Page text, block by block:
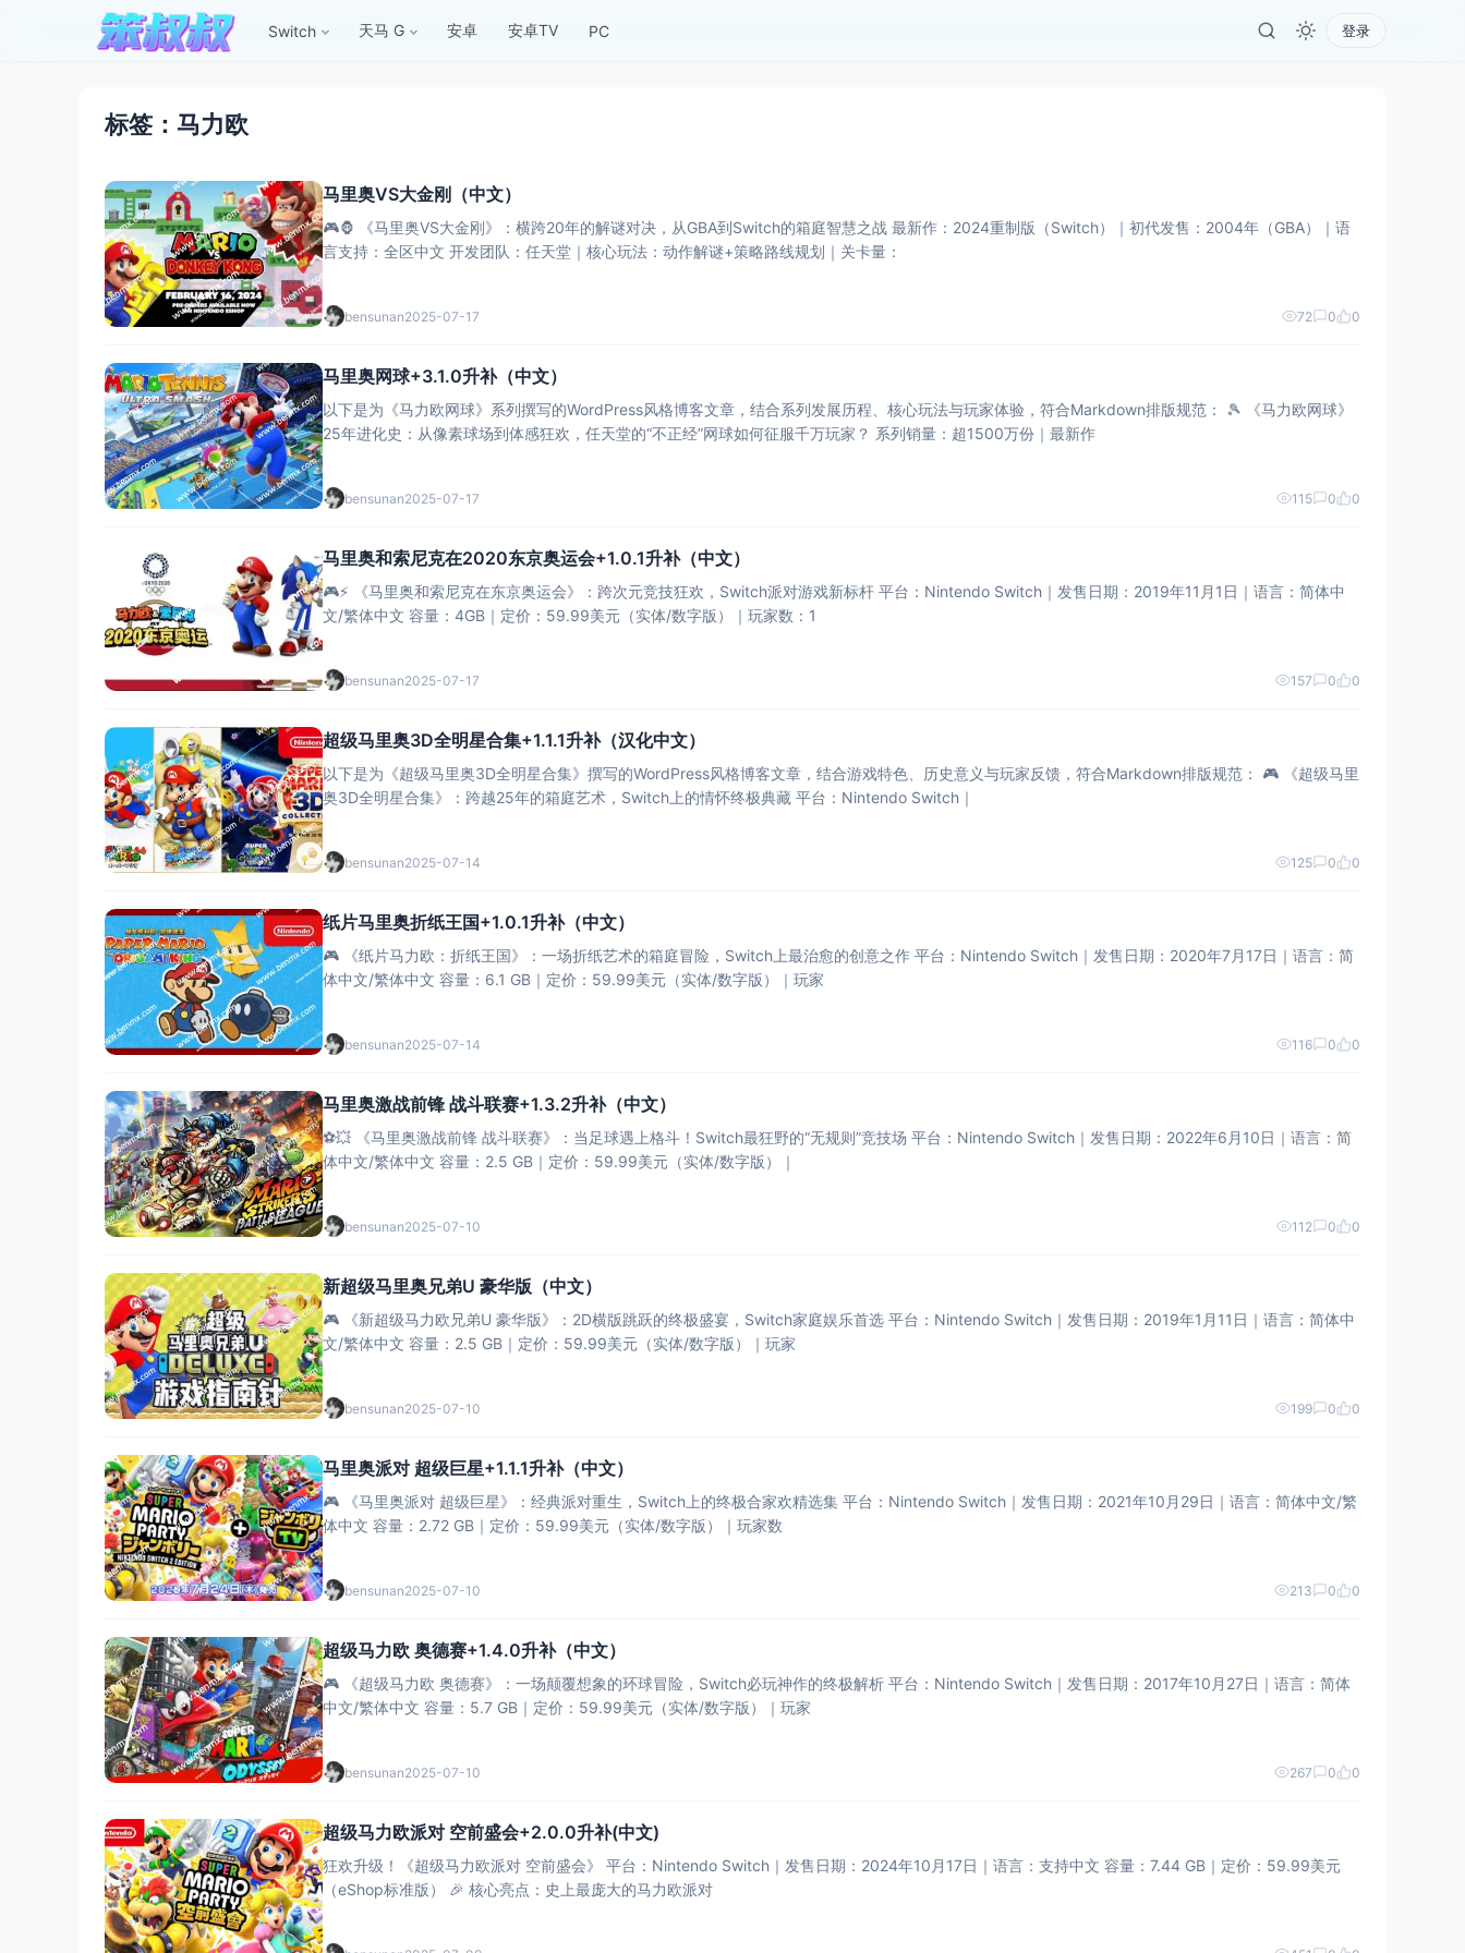
Switch 天马 G 安卓 安卓TV PC 登录
标签：马力欧
马里奥VS大金刚（中文）
🎮🦍 ​​《马里奥VS大金刚》：横跨20年的解谜对决，从GBA到Switch的箱庭智慧之战​​ ​​最新作​​：2024重制版（Switch）｜​​初代发售​​：2004年（GBA）｜​​语
言支持​​：全区中文 ​​开发团队​​：任天堂｜​​核心玩法​​：动作解谜+策略路线规划｜​​关卡量​​：
bensunan2025-07-17 72 0 0
马里奥网球+3.1.0升补（中文）
以下是为《马力欧网球》系列撰写的WordPress风格博客文章，结合系列发展历程、核心玩法与玩家体验，符合Markdown排版规范： 🎾 ​​《马力欧网球》
25年进化史：从像素球场到体感狂欢，任天堂的“不正经”网球如何征服千万玩家？​​ ​​系列销量​​：超1500万份｜​​最新作​
bensunan2025-07-17 115 0 0
马里奥和索尼克在2020东京奥运会+1.0.1升补（中文）
🎮⚡ ​​《马里奥和索尼克在东京奥运会》：跨次元竞技狂欢，Switch派对游戏新标杆​​ ​​平台​​：Nintendo Switch｜​​发售日期​​：2019年11月1日｜​​语言​​：简体中
文/繁体中文 ​​容量​​：4GB｜​​定价​​：59.99美元（实体/数字版）｜​​玩家数​​：1
bensunan2025-07-17 157 0 0
超级马里奥3D全明星合集+1.1.1升补（汉化中文）
以下是为《超级马里奥3D全明星合集》撰写的WordPress风格博客文章，结合游戏特色、历史意义与玩家反馈，符合Markdown排版规范： 🎮 ​​《超级马里
奥3D全明星合集》：跨越25年的箱庭艺术，Switch上的情怀终极典藏​​ ​​平台​​：Nintendo Switch｜​​
bensunan2025-07-14 125 0 0
纸片马里奥折纸王国+1.0.1升补（中文）
🎮 ​​《纸片马力欧：折纸王国》：一场折纸艺术的箱庭冒险，Switch上最治愈的创意之作​​ ​​平台​​：Nintendo Switch｜​​发售日期​​：2020年7月17日｜​​语言​​：简
体中文/繁体中文 ​​容量​​：6.1 GB｜​​定价​​：59.99美元（实体/数字版）｜​​玩家
bensunan2025-07-14 116 0 0
马里奥激战前锋 战斗联赛+1.3.2升补（中文）
⚽️💥 ​​《马里奥激战前锋 战斗联赛》：当足球遇上格斗！Switch最狂野的“无规则”竞技场​​ ​​平台​​：Nintendo Switch｜​​发售日期​​：2022年6月10日｜​​语言​​：简
体中文/繁体中文 ​​容量​​：2.5 GB｜​​定价​​：59.99美元（实体/数字版）｜​
bensunan2025-07-10 112 0 0
新超级马里奥兄弟U 豪华版（中文）
🎮 ​​《新超级马力欧兄弟U 豪华版》：2D横版跳跃的终极盛宴，Switch家庭娱乐首选​​ ​​平台​​：Nintendo Switch｜​​发售日期​​：2019年1月11日｜​​语言​​：简体中
文/繁体中文 ​​容量​​：2.5 GB｜​​定价​​：59.99美元（实体/数字版）｜​​玩家
bensunan2025-07-10 199 0 0
马里奥派对 超级巨星+1.1.1升补（中文）
🎮 ​​《马里奥派对 超级巨星》：经典派对重生，Switch上的终极合家欢精选集​​ ​​平台​​：Nintendo Switch｜​​发售日期​​：2021年10月29日｜​​语言​​：简体中文/繁
体中文 ​​容量​​：2.72 GB｜​​定价​​：59.99美元（实体/数字版）｜​​玩家数​
bensunan2025-07-10 213 0 0
超级马力欧 奥德赛+1.4.0升补（中文）
🎮 ​​《超级马力欧 奥德赛》：一场颠覆想象的环球冒险，Switch必玩神作的终极解析​​ ​​平台​​：Nintendo Switch｜​​发售日期​​：2017年10月27日｜​​语言​​：简体
中文/繁体中文 ​​容量​​：5.7 GB｜​​定价​​：59.99美元（实体/数字版）｜​​玩家
bensunan2025-07-10 267 0 0
超级马力欧派对 空前盛会+2.0.0升补(中文)
狂欢升级！《超级马力欧派对 空前盛会》 ​​平台​​：Nintendo Switch｜​​发售日期​​：2024年10月17日｜​​语言​​：支持中文 ​​容量​​：7.44 GB｜​​定价​​：59.99美元
（eShop标准版） 🎉 ​​核心亮点：史上最庞大的马力欧派对​​